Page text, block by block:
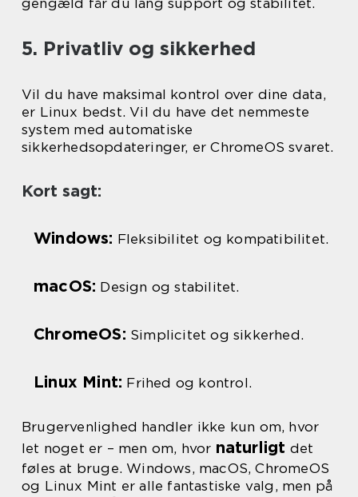
gengæld får du lang support og stabilitet.
5. Privatliv og sikkerhed
Vil du have maksimal kontrol over dine data,
er Linux bedst. Vil du have det nemmeste
system med automatiske
sikkerhedsopdateringer, er ChromeOS svaret.
Kort sagt:
Windows: Fleksibilitet og kompatibilitet.
macOS: Design og stabilitet.
ChromeOS: Simplicitet og sikkerhed.
Linux Mint: Frihed og kontrol.
Brugervenlighed handler ikke kun om, hvor
let noget er – men om, hvor naturligt det
føles at bruge. Windows, macOS, ChromeOS
og Linux Mint er alle fantastiske valg, men på